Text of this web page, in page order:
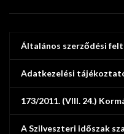
Általános szerződési
Adatkezelési
173/2011. (VIII. 24.)
A Szilveszteri időszak